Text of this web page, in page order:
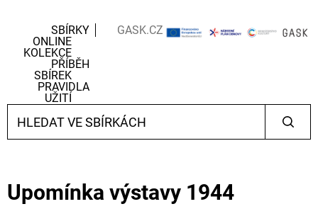
SBÍRKY
ONLINE
KOLEKCE
PŘÍBĚH
SBÍREK
PRAVIDLA
UŽITÍ
GASK.CZ
Upomínka výstavy 1944